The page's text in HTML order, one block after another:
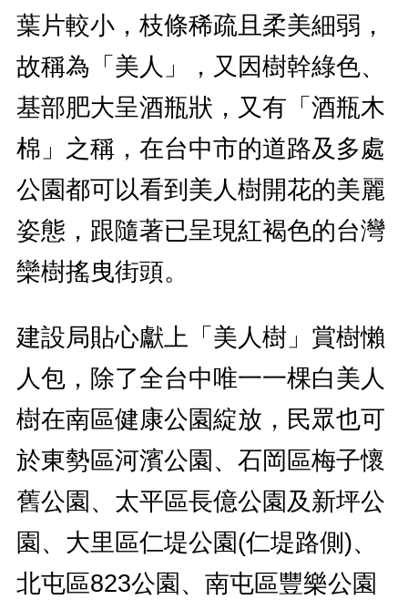
葉片較小，枝條稀疏且柔美細弱，
故稱為「美人」，又因樹幹綠色、
基部肥大呈酒瓶狀，又有「酒瓶木
棉」之稱，在台中市的道路及多處
公園都可以看到美人樹開花的美麗
姿態，跟隨著已呈現紅褐色的台灣
欒樹搖曳街頭。
建設局貼心獻上「美人樹」賞樹懶
人包，除了全台中唯一一棵白美人
樹在南區健康公園綻放，民眾也可
於東勢區河濱公園、石岡區梅子懷
舊公園、太平區長億公園及新坪公
園、大里區仁堤公園(仁堤路側)、
北屯區823公園、南屯區豐樂公園